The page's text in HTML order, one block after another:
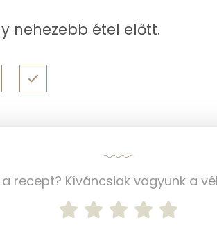
zsírsav
nehezebb étel előtt.
recept? Kíváncsiak vagyunk a